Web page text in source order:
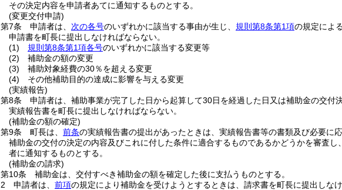
その決定内容を申請者あてに通知するものとする。
(変更交付申請)
第7条
申請者は、 次の各号のいずれかに該当する事由が生じ、 規則第8条第1項の規定によ
申請書を町長に提出しなければならない。
(1)
規則第8条第1項各号のいずれかに該当する変更等
(2)
補助金の額の変更
(3)
補助対象経費の30％を超える変更
(4)
その他補助目的の達成に影響を与える変更
(実績報告)
第8条
申請者は、補助事業が完了した日から起算して30日を経過した日又は補助金の交付
実績報告書を町長に提出しなければならない。
(補助金の額の確定)
第9条
町長は、 前条の実績報告書の提出があったときは、実績報告書等の書類及び必要に
補助金の交付の決定の内容及びこれに付した条件に適合するものであるかどうかを審査
者に通知するものとする。
(補助金の請求)
第10条
補助金は、交付すべき補助金の額を確定した後に支払うものとする。
2
申請者は、 前項の規定により補助金を受けようとするときは、請求書を町長に提出しなけ